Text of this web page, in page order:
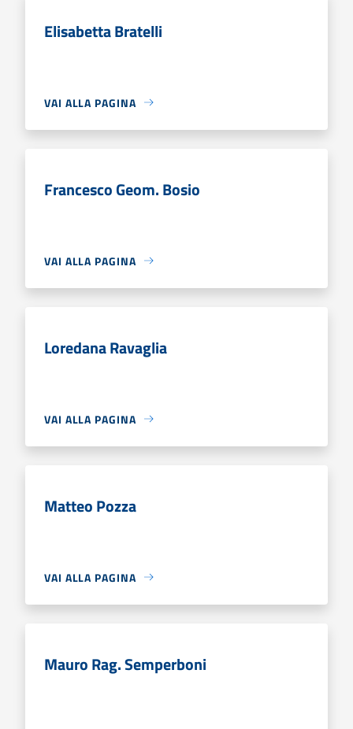
Elisabetta Bratelli
VAI ALLA PAGINA
Francesco Geom. Bosio
VAI ALLA PAGINA
Loredana Ravaglia
VAI ALLA PAGINA
Matteo Pozza
VAI ALLA PAGINA
Mauro Rag. Semperboni